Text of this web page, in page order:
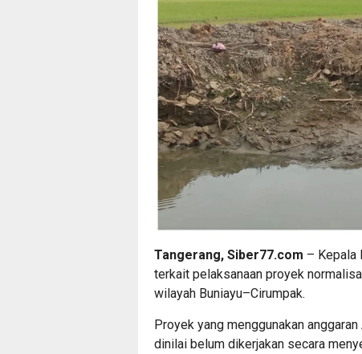
Tangerang, Siber77.com – Kepala
terkait pelaksanaan proyek
wilayah Buniayu–Cirumpak.
Proyek yang menggunakan
dinilai belum dikerjakan secara